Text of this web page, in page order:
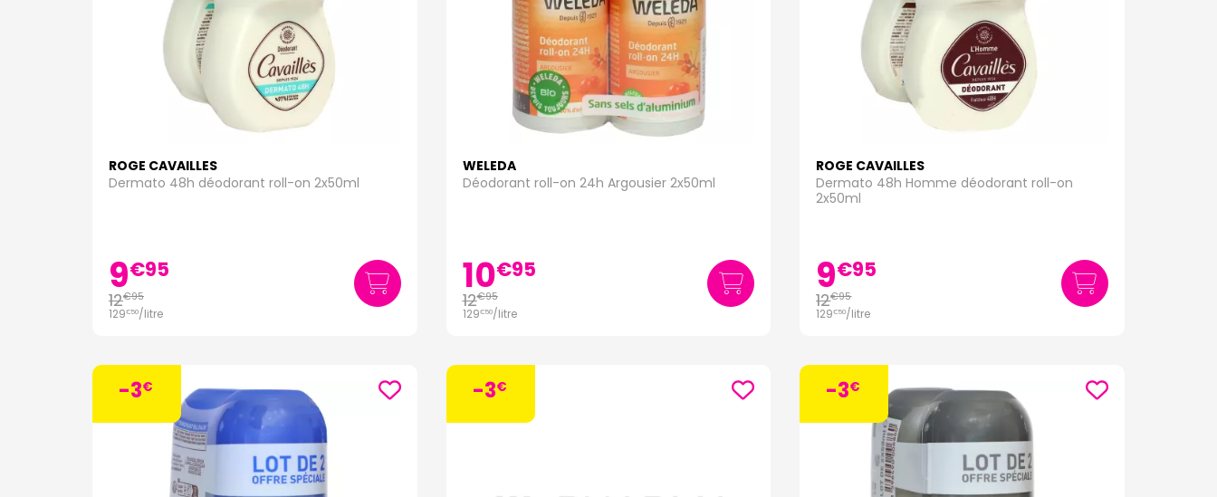
ROGE CAVAILLES
Dermato 48h déodorant roll-on 2x50ml
9€95
12€95
129€50/litre
WELEDA
Déodorant roll-on 24h Argousier 2x50ml
10€95
12€95
129€50/litre
ROGE CAVAILLES
Dermato 48h Homme déodorant roll-on
2x50ml
9€95
12€95
129€50/litre
-3€ -3€ -3€